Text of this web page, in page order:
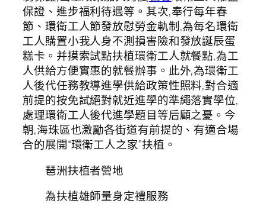
保證、進步福利待遇等。其次,奉行每年春
節、環衛工人節發放慰勞金軌制,為每名環衛
工人購置小我人身不測損害險和發放誕辰蛋
糕卡。并摸索試點扶植環衛工人就餐點,為工
人供給方便實惠的就餐辦事。此外,為環衛工
人後代任務教導進學供給政策性照料,對合適
前提的按免試絕對就近進學的準繩落實學位,
處理環衛工人後代進學題目等后顧之憂。今
朝,海珠區也激勵各街道有前提的、有適合場
合的展開“環衛工人之家”扶植。
琶洲扶植者營地
為扶植雄師量身定禮服務